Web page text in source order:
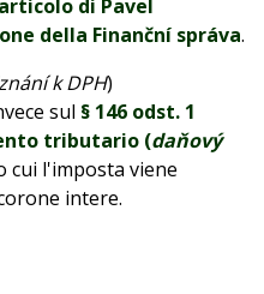
articolo di Pavel
della Finanční správa.
k DPH)
sul § 146 odst. 1
tributario (daňový
cui l'imposta viene
intere.